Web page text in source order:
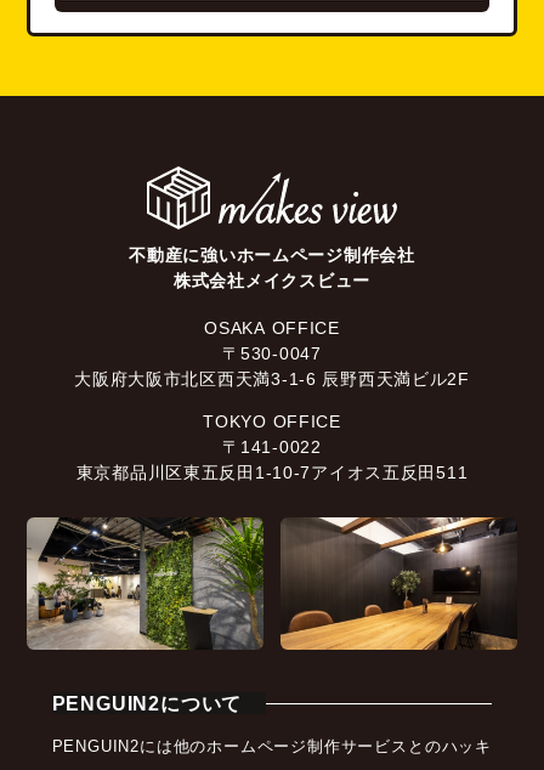
不動産に強いホームページ制作会社
株式会社メイクスビュー
OSAKA OFFICE
〒530-0047
大阪府大阪市北区西天満3-1-6 辰野西天満ビル2F
TOKYO OFFICE
〒141-0022
東京都品川区東五反田1-10-7アイオス五反田511
PENGUIN2について
PENGUIN2には他のホームページ制作サービスとのハッキ